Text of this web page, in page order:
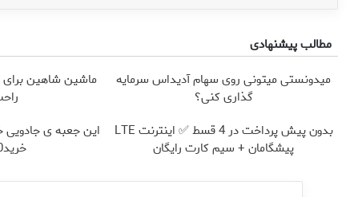
مطالب پیشنهادی
میدونستی میتونی روی سهام آدیداس سرمایه
گذاری کنی؟
ماشین شاهین برای
بدون پیش پرداخت در 4 قسط ✅ اینترنت LTE
پیشگامان + سیم کارت رایگان
این جعبه ی جادویی
خرید40%تخفیف